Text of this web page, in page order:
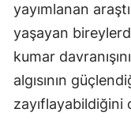
yayımlanan
yaşayan
kumar
algısının